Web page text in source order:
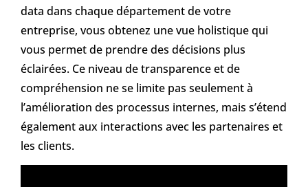
data dans chaque département de votre
entreprise, vous obtenez une vue holistique qui
vous permet de prendre des décisions plus
éclairées. Ce niveau de transparence et de
compréhension ne se limite pas seulement à
l’amélioration des processus internes, mais s’étend
également aux interactions avec les partenaires et
les clients.